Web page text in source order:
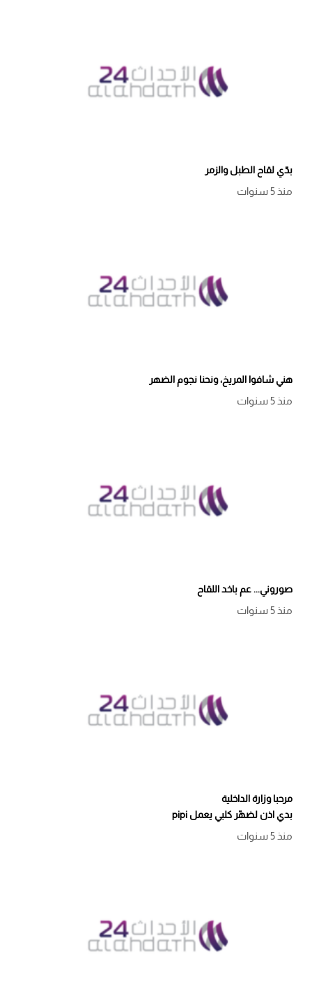
بدّي لقاح الطبل والزمر
منذ 5 سنوات
هني شافوا المريخ، ونحنا نجوم الضهر
منذ 5 سنوات
صوروني... عم باخد اللقاح
منذ 5 سنوات
مرحبا وزارة الداخلية
بدي اذن لضهّر كلبي يعمل pipi
منذ 5 سنوات